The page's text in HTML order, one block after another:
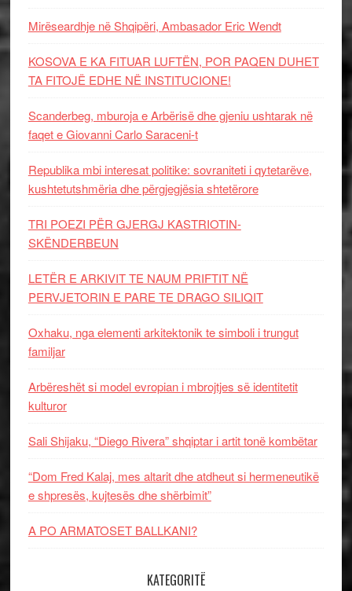
Mirëseardhje në Shqipëri, Ambasador Eric Wendt
KOSOVA E KA FITUAR LUFTËN, POR PAQEN DUHET
TA FITOJË EDHE NË INSTITUCIONE!
Scanderbeg, mburoja e Arbërisë dhe gjeniu ushtarak në
faqet e Giovanni Carlo Saraceni-t
Republika mbi interesat politike: sovraniteti i qytetarëve,
kushtetutshmëria dhe përgjegjësia shtetërore
TRI POEZI PËR GJERGJ KASTRIOTIN-
SKËNDERBEUN
LETËR E ARKIVIT TE NAUM PRIFTIT NË
PERVJETORIN E PARE TE DRAGO SILIQIT
Oxhaku, nga elementi arkitektonik te simboli i trungut
familjar
Arbëreshët si model evropian i mbrojtjes së identitetit
kulturor
Sali Shijaku, “Diego Rivera” shqiptar i artit tonë kombëtar
“Dom Fred Kalaj, mes altarit dhe atdheut si hermeneutikë
e shpresës, kujtesës dhe shërbimit”
A PO ARMATOSET BALLKANI?
KATEGORITË